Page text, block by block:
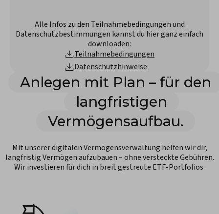
Alle Infos zu den Teilnahmebedingungen und
Datenschutzbestimmungen kannst du hier ganz einfach
downloaden:
Teilnahmebedingungen
Datenschutzhinweise
Anlegen mit Plan – für den
langfristigen
Vermögensaufbau.
Mit unserer digitalen Vermögensverwaltung helfen wir dir,
langfristig Vermögen aufzubauen – ohne versteckte Gebühren.
Wir investieren für dich in breit gestreute ETF-Portfolios.